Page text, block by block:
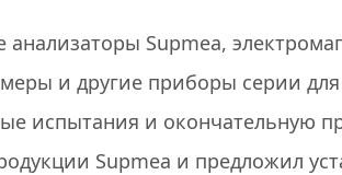
Supmea,
и другие приборы серии
испытания и окончательную
Supmea и предложил